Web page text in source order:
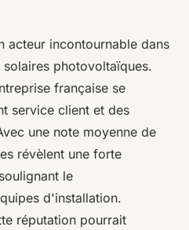
acteur incontournable dans
photovoltaïques.
française se
service client et des
une note moyenne de
révèlent une forte
le
d'installation.
réputation pourrait